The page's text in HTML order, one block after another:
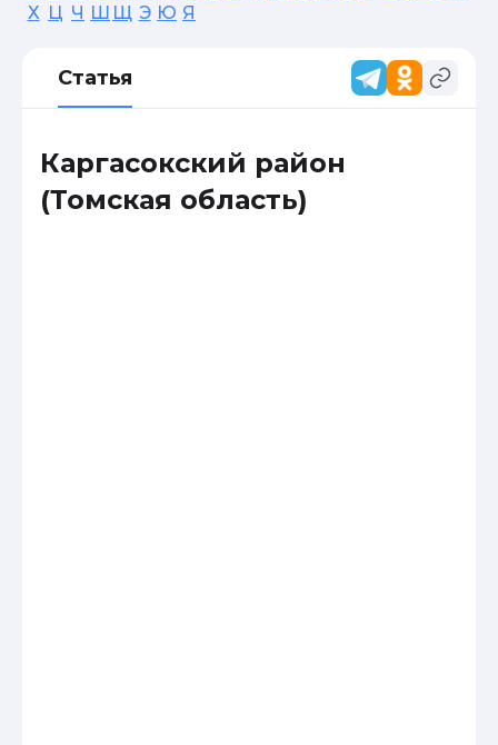
Х Ц Ч Ш Щ Э Ю Я
Статья
Каргасокский район
(Томская область)